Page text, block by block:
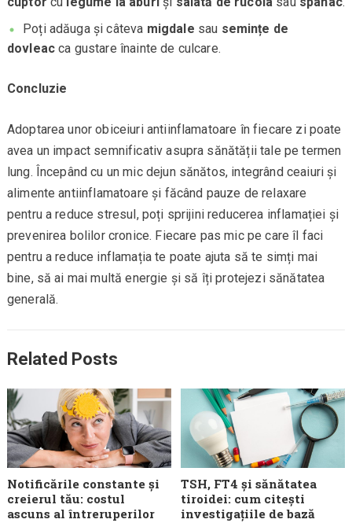
Poți adăuga și câteva migdale sau semințe de
dovleac ca gustare înainte de culcare.
Concluzie
Adoptarea unor obiceiuri antiinflamatoare în fiecare zi poate
avea un impact semnificativ asupra sănătății tale pe termen
lung. Începând cu un mic dejun sănătos, integrând ceaiuri și
alimente antiinflamatoare și făcând pauze de relaxare
pentru a reduce stresul, poți sprijini reducerea inflamației și
prevenirea bolilor cronice. Fiecare pas mic pe care îl faci
pentru a reduce inflamația te poate ajuta să te simți mai
bine, să ai mai multă energie și să îți protejezi sănătatea
generală.
Related Posts
Notificările constante și
creierul tău: costul
ascuns al întreruperilor
TSH, FT4 și sănătatea
tiroidei: cum citești
investigațiile de bază